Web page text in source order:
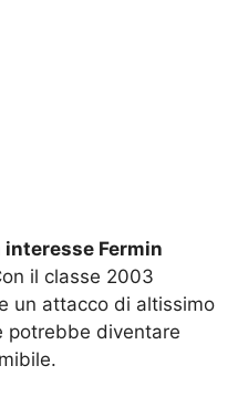
Fermin
il classe 2003
un attacco di altissimo
potrebbe diventare